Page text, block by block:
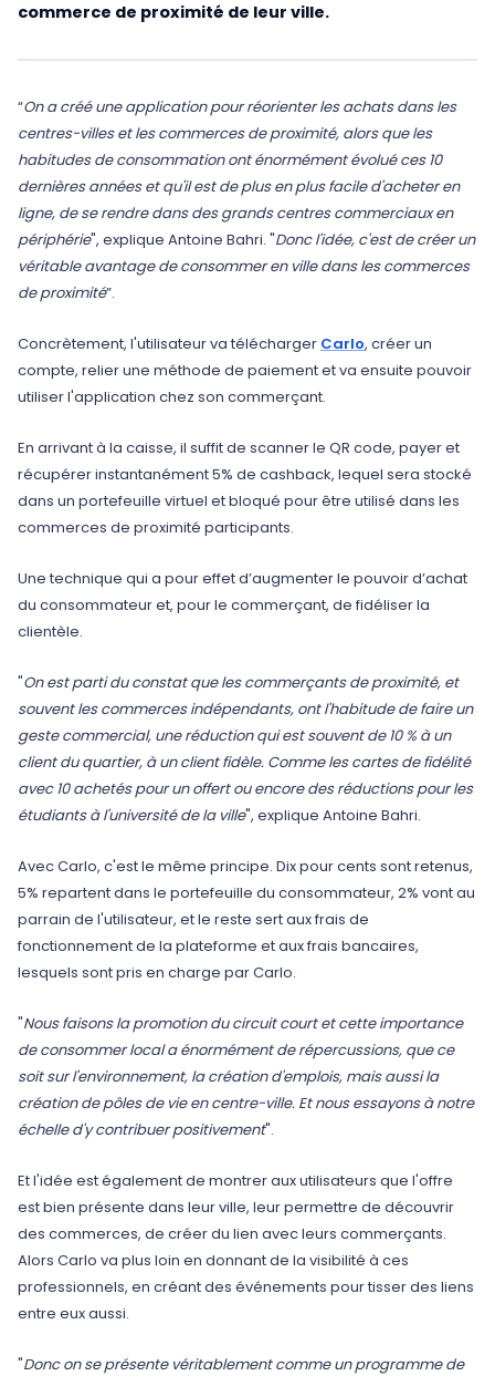
commerce de proximité de leur ville.
“On a créé une application pour réorienter les achats dans les
centres-villes et les commerces de proximité, alors que les
habitudes de consommation ont énormément évolué ces 10
dernières années et qu'il est de plus en plus facile d'acheter en
ligne, de se rendre dans des grands centres commerciaux en
périphérie", explique Antoine Bahri. "Donc l'idée, c'est de créer un
véritable avantage de consommer en ville dans les commerces
de proximité”.
Concrètement, l'utilisateur va télécharger Carlo, créer un
compte, relier une méthode de paiement et va ensuite pouvoir
utiliser l'application chez son commerçant.
En arrivant à la caisse, il suffit de scanner le QR code, payer et
récupérer instantanément 5% de cashback, lequel sera stocké
dans un portefeuille virtuel et bloqué pour être utilisé dans les
commerces de proximité participants.
Une technique qui a pour effet d’augmenter le pouvoir d’achat
du consommateur et, pour le commerçant, de fidéliser la
clientèle.
"On est parti du constat que les commerçants de proximité, et
souvent les commerces indépendants, ont l'habitude de faire un
geste commercial, une réduction qui est souvent de 10 % à un
client du quartier, à un client fidèle. Comme les cartes de fidélité
avec 10 achetés pour un offert ou encore des réductions pour les
étudiants à l'université de la ville", explique Antoine Bahri.
Avec Carlo, c'est le même principe. Dix pour cents sont retenus,
5% repartent dans le portefeuille du consommateur, 2% vont au
parrain de l'utilisateur, et le reste sert aux frais de
fonctionnement de la plateforme et aux frais bancaires,
lesquels sont pris en charge par Carlo.
"Nous faisons la promotion du circuit court et cette importance
de consommer local a énormément de répercussions, que ce
soit sur l'environnement, la création d'emplois, mais aussi la
création de pôles de vie en centre-ville. Et nous essayons à notre
échelle d'y contribuer positivement".
Et l'idée est également de montrer aux utilisateurs que l'offre
est bien présente dans leur ville, leur permettre de découvrir
des commerces, de créer du lien avec leurs commerçants.
Alors Carlo va plus loin en donnant de la visibilité à ces
professionnels, en créant des événements pour tisser des liens
entre eux aussi.
"Donc on se présente véritablement comme un programme de